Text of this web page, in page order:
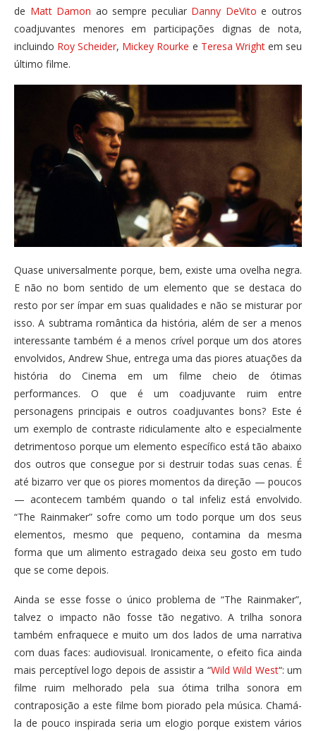
de Matt Damon ao sempre peculiar Danny DeVito e outros
coadjuvantes menores em participações dignas de nota,
incluindo Roy Scheider, Mickey Rourke e Teresa Wrightem seu
último filme.
Quase universalmente porque, bem, existe uma ovelha negra.
E não no bom sentido de um elemento que se destaca do
resto por ser ímpar em suas qualidades e não se misturar por
isso. A subtrama romântica da história, além de ser a menos
interessante também é a menos crível porque um dos atores
envolvidos, Andrew Shue, entrega uma das piores atuações da
história do Cinema em um filme cheio de ótimas
performances. O que é um coadjuvante ruim entre
personagens principais e outros coadjuvantes bons? Este é
um exemplo de contraste ridiculamente alto e especialmente
detrimentoso porque um elemento específico está tão abaixo
dos outros que consegue por si destruir todas suas cenas. É
até bizarro ver que os piores momentos da direção — poucos
— acontecem também quando o tal infeliz está envolvido.
“The Rainmaker” sofre como um todo porque um dos seus
elementos, mesmo que pequeno, contamina da mesma
forma que um alimento estragado deixa seu gosto em tudo
que se come depois.
Ainda se esse fosse o único problema de “The Rainmaker”,
talvez o impacto não fosse tão negativo. A trilha sonora
também enfraquece e muito um dos lados de uma narrativa
com duas faces: audiovisual. Ironicamente, o efeito fica ainda
mais perceptível logo depois de assistir a “Wild Wild West“: um
filme ruim melhorado pela sua ótima trilha sonora em
contraposição a este filme bom piorado pela música. Chamá-
la de pouco inspirada seria um elogio porque existem vários